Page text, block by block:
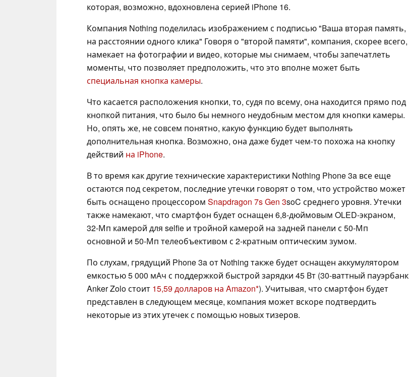
которая, возможно, вдохновлена серией iPhone 16.
Компания Nothing поделилась изображением с подписью "Ваша вторая память,
на расстоянии одного клика" Говоря о "второй памяти", компания, скорее всего,
намекает на фотографии и видео, которые мы снимаем, чтобы запечатлеть
моменты, что позволяет предположить, что это вполне может быть
специальная кнопка камеры.
Что касается расположения кнопки, то, судя по всему, она находится прямо под
кнопкой питания, что было бы немного неудобным местом для кнопки камеры.
Но, опять же, не совсем понятно, какую функцию будет выполнять
дополнительная кнопка. Возможно, она даже будет чем-то похожа на кнопку
действий на iPhone.
В то время как другие технические характеристики Nothing Phone 3a все еще
остаются под секретом, последние утечки говорят о том, что устройство может
быть оснащено процессором Snapdragon 7s Gen 3soC среднего уровня. Утечки
также намекают, что смартфон будет оснащен 6,8-дюймовым OLED-экраном,
32-Мп камерой для selfie и тройной камерой на задней панели с 50-Мп
основной и 50-Мп телеобъективом с 2-кратным оптическим зумом.
По слухам, грядущий Phone 3a от Nothing также будет оснащен аккумулятором
емкостью 5 000 мАч с поддержкой быстрой зарядки 45 Вт (30-ваттный пауэрбанк
Anker Zolo стоит 15,59 долларов на Amazon ). Учитывая, что смартфон будет
представлен в следующем месяце, компания может вскоре подтвердить
некоторые из этих утечек с помощью новых тизеров.